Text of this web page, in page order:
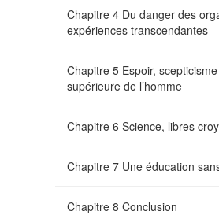
Chapitre 4 Du danger des
expériences transcendantes
Chapitre 5 Espoir,
supérieure de l’homme
Chapitre 6 Science, libres
Chapitre 7 Une éducation
Chapitre 8 Conclusion